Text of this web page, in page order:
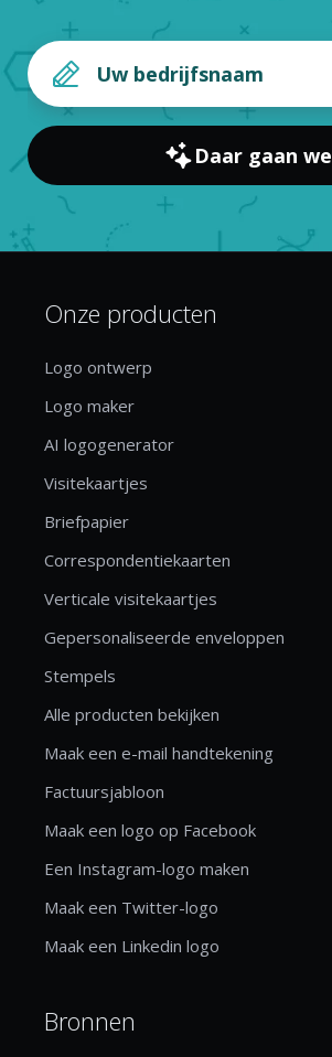
Daar gaan we
Onze producten
Logo ontwerp
Logo maker
AI logogenerator
Visitekaartjes
Briefpapier
Correspondentiekaarten
Verticale visitekaartjes
Gepersonaliseerde enveloppen
Stempels
Alle producten bekijken
Maak een e-mail handtekening
Factuursjabloon
Maak een logo op Facebook
Een Instagram-logo maken
Maak een Twitter-logo
Maak een Linkedin logo
Bronnen